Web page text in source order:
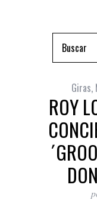
Giras,
ROY